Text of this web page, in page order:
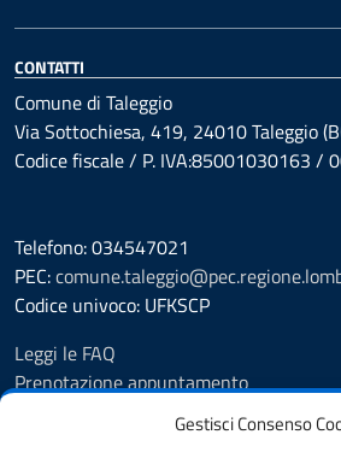
Gestisci Consenso
CONTATTI
Comune di Taleggio
Via Sottochiesa, 419, 24010 Taleggio
Codice fiscale / P. IVA:85001030163 /
Telefono: 034547021
PEC:
Codice univoco: UFKSCP
Leggi le FAQ
Prenotazione appuntamento
Segnalazione disservizio
Richiesta Assistenza